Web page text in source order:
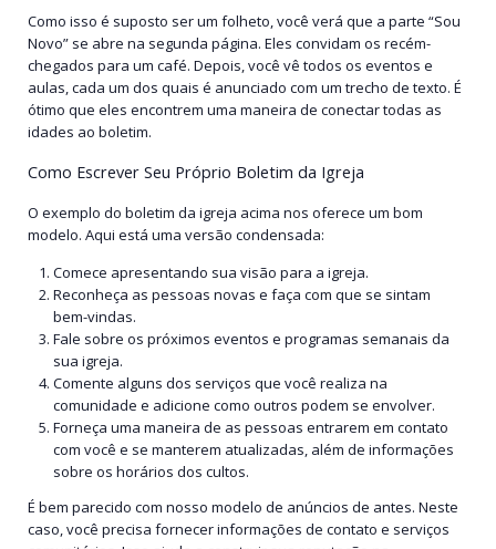
Como isso é suposto ser um folheto, você verá que a parte “Sou
Novo” se abre na segunda página. Eles convidam os recém-
chegados para um café. Depois, você vê todos os eventos e
aulas, cada um dos quais é anunciado com um trecho de texto. É
ótimo que eles encontrem uma maneira de conectar todas as
idades ao boletim.
Como Escrever Seu Próprio Boletim da Igreja
O exemplo do boletim da igreja acima nos oferece um bom
modelo. Aqui está uma versão condensada:
Comece apresentando sua visão para a igreja.
Reconheça as pessoas novas e faça com que se sintam
bem-vindas.
Fale sobre os próximos eventos e programas semanais da
sua igreja.
Comente alguns dos serviços que você realiza na
comunidade e adicione como outros podem se envolver.
Forneça uma maneira de as pessoas entrarem em contato
com você e se manterem atualizadas, além de informações
sobre os horários dos cultos.
É bem parecido com nosso modelo de anúncios de antes. Neste
caso, você precisa fornecer informações de contato e serviços